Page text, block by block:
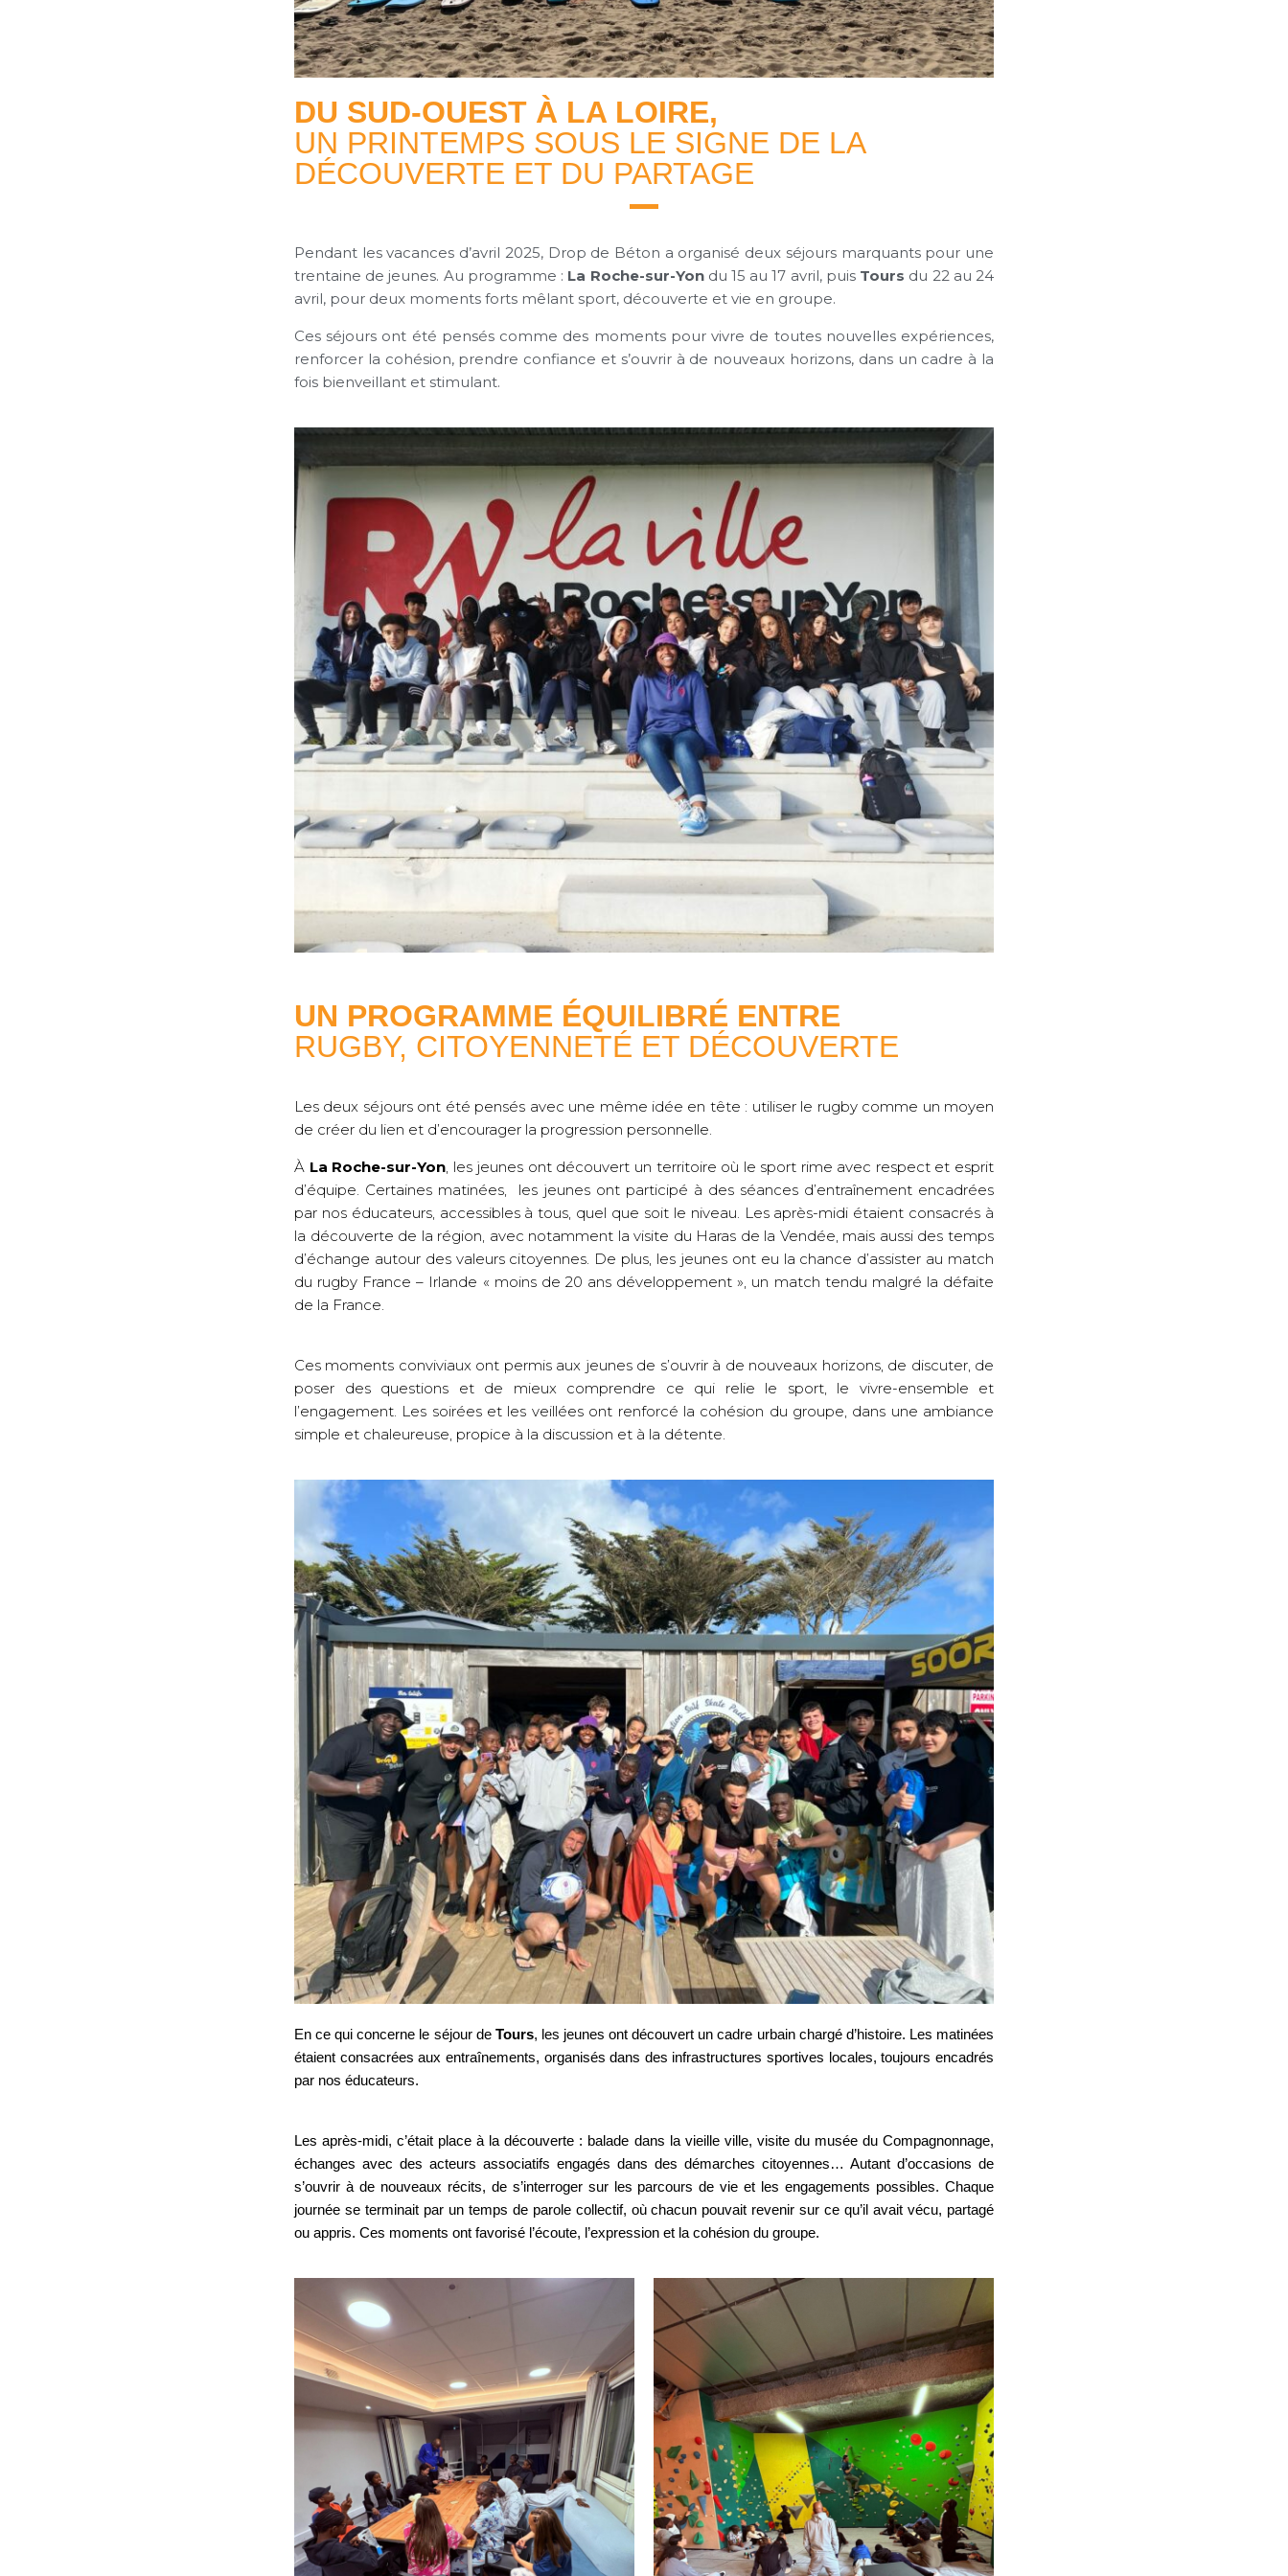
DU SUD-OUEST À LA LOIRE,
UN PRINTEMPS SOUS LE SIGNE DE LA
DÉCOUVERTE ET DU PARTAGE
Pendant les vacances d’avril 2025, Drop de Béton a organisé deux séjours marquants pour une
trentaine de jeunes. Au programme : La Roche-sur-Yondu 15 au 17 avril, puis Tours du 22 au 24
avril, pour deux moments forts mêlant sport, découverte et vie en groupe.
Ces séjours ont été pensés comme des moments pour vivre de toutes nouvelles expériences,
renforcer la cohésion, prendre confiance et s’ouvrir à de nouveaux horizons, dans un cadre à la
fois bienveillant et stimulant.
UN PROGRAMME ÉQUILIBRÉ ENTRE
RUGBY, CITOYENNETÉ ET DÉCOUVERTE
Les deux séjours ont été pensés avec une même idée en tête : utiliser le rugby comme un moyen
de créer du lien et d’encourager la progression personnelle.
À La Roche-sur-Yon , les jeunes ont découvert un territoire où le sport rime avec respect et esprit
d’équipe. Certaines matinées, les jeunes ont participé à des séances d’entraînement encadrées
par nos éducateurs, accessibles à tous, quel que soit le niveau. Les après-midi étaient consacrés à
la découverte de la région, avec notamment la visite du Haras de la Vendée, mais aussi des temps
d’échange autour des valeurs citoyennes. De plus, les jeunes ont eu la chance d’assister au match
du rugby France – Irlande « moins de 20 ans développement », un match tendu malgré la défaite
de la France.
Ces moments conviviaux ont permis aux jeunes de s’ouvrir à de nouveaux horizons, de discuter, de
poser des questions et de mieux comprendre ce qui relie le sport, le vivre-ensemble et
l’engagement. Les soirées et les veillées ont renforcé la cohésion du groupe, dans une ambiance
simple et chaleureuse, propice à la discussion et à la détente.
En ce qui concerne le séjour de Tours, les jeunes ont découvert un cadre urbain chargé d’histoire. Les matinées
étaient consacrées aux entraînements, organisés dans des infrastructures sportives locales, toujours encadrés
par nos éducateurs.
Les après-midi, c’était place à la découverte : balade dans la vieille ville, visite du musée du Compagnonnage,
échanges avec des acteurs associatifs engagés dans des démarches citoyennes… Autant d’occasions de
s’ouvrir à de nouveaux récits, de s’interroger sur les parcours de vie et les engagements possibles. Chaque
journée se terminait par un temps de parole collectif, où chacun pouvait revenir sur ce qu’il avait vécu, partagé
ou appris. Ces moments ont favorisé l’écoute, l’expression et la cohésion du groupe.